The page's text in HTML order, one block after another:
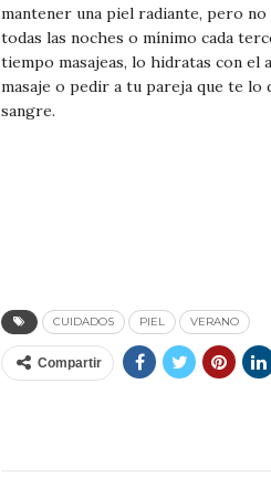
mantener una piel radiante, pero
todas las noches o mínimo cada
tiempo masajeas, lo hidratas con el
masaje o pedir a tu pareja que te
sangre.
CUIDADOS PIEL VERANO
Compartir